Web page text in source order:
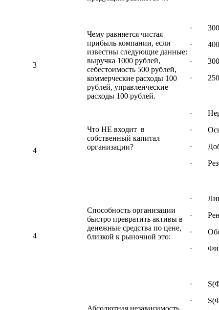
3
Чему равняется чистая
прибыль компании, если
известны следующие данные:
выручка 1000 рублей,
себестоимость 500 рублей,
коммерческие расходы 100
рублей, управленческие
расходы 100 рублей.
· 300
· 400
· 300
· 250
4
Что НЕ входит в
собственный капитал
организации?
·
·
·
·
4
Способность организации
быстро превратить активы в
денежные средства по цене,
близкой к рыночной это:
·
·
·
·
Абсолютная независимость
· S(Ф)
· S(Ф)